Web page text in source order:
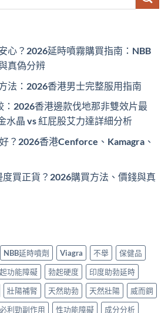
心？2026延時噴霧購買指南：NBB
真偽分辨
法：2026香港男士完整服用指南
2026香港邊款伐地那非雙效片最
水晶 vs 紅屁股艾力達詳細分析
？2026香港Cenforce、Kamagra、
買正貨？2026購買方法、價錢與真
NBB延時噴劑 Viagra 不舉
保健品
功能障礙 勃起硬度
印度助勃延時
壯陽補腎 天然助勃 天然壯陽
威而鋼
必利勁副作用 性功能障礙 成分分析